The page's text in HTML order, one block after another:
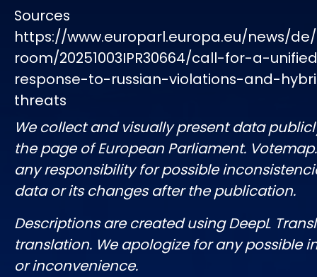
Sources
https://www.europarl.europa.eu/news/
room/20251003IPR30664/call-for-a-
response-to-russian-violations-and-
threats
We collect and visually present data
the page of European Parliament.
any responsibility for possible
data or its changes after the publication.
Descriptions are created using DeepL
translation. We apologize for any possible
or inconvenience.